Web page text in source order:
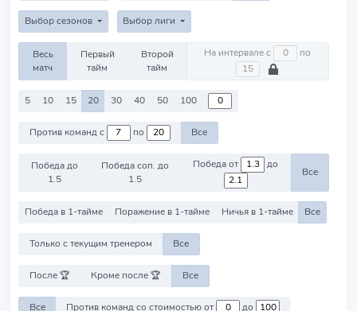
Выбор сезонов Выбор лиги
Весь
матч
Первый
тайм
Второй
тайм
На интервале с по
5 10 15 20 30 40 50 100
Против команд с по Все
Победа до
1.5
Победа соп. до
1.5
Победа от до
Все
Победа в 1-тайме Поражение в 1-тайме Ничья в 1-тайме Все
Только с текущим тренером Все
После 🏆 Кроме после 🏆 Все
Все Против команд со стоимостью от до